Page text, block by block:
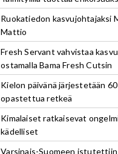
Ruokatiedon kasvujohtajaksi
Mattio
Fresh Servant vahvistaa
ostamalla Bama Fresh Cutsin
Kielon päivänä järjestetään 60
opastettua retkeä
Kimalaiset ratkaisevat
kädelliset
Varsinais-Suomeen